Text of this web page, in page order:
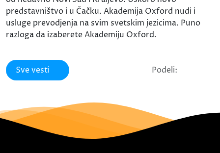
predstavništvo i u Čačku. Akademija Oxford nudi i
usluge prevodjenja na svim svetskim jezicima. Puno
razloga da izaberete Akademiju Oxford.
Sve vesti Podeli: